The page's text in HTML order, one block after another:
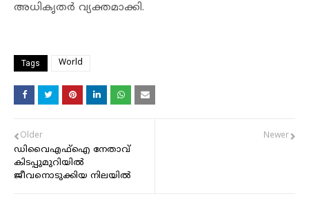
അധികൃതർ വ്യക്തമാക്കി.
Tags World
Newer
Older
ഡിവൈഎഫ്‌ഐ നേതാവ്
കിടപ്പുമുറിയില്‍
ജീവനൊടുക്കിയ നിലയില്‍